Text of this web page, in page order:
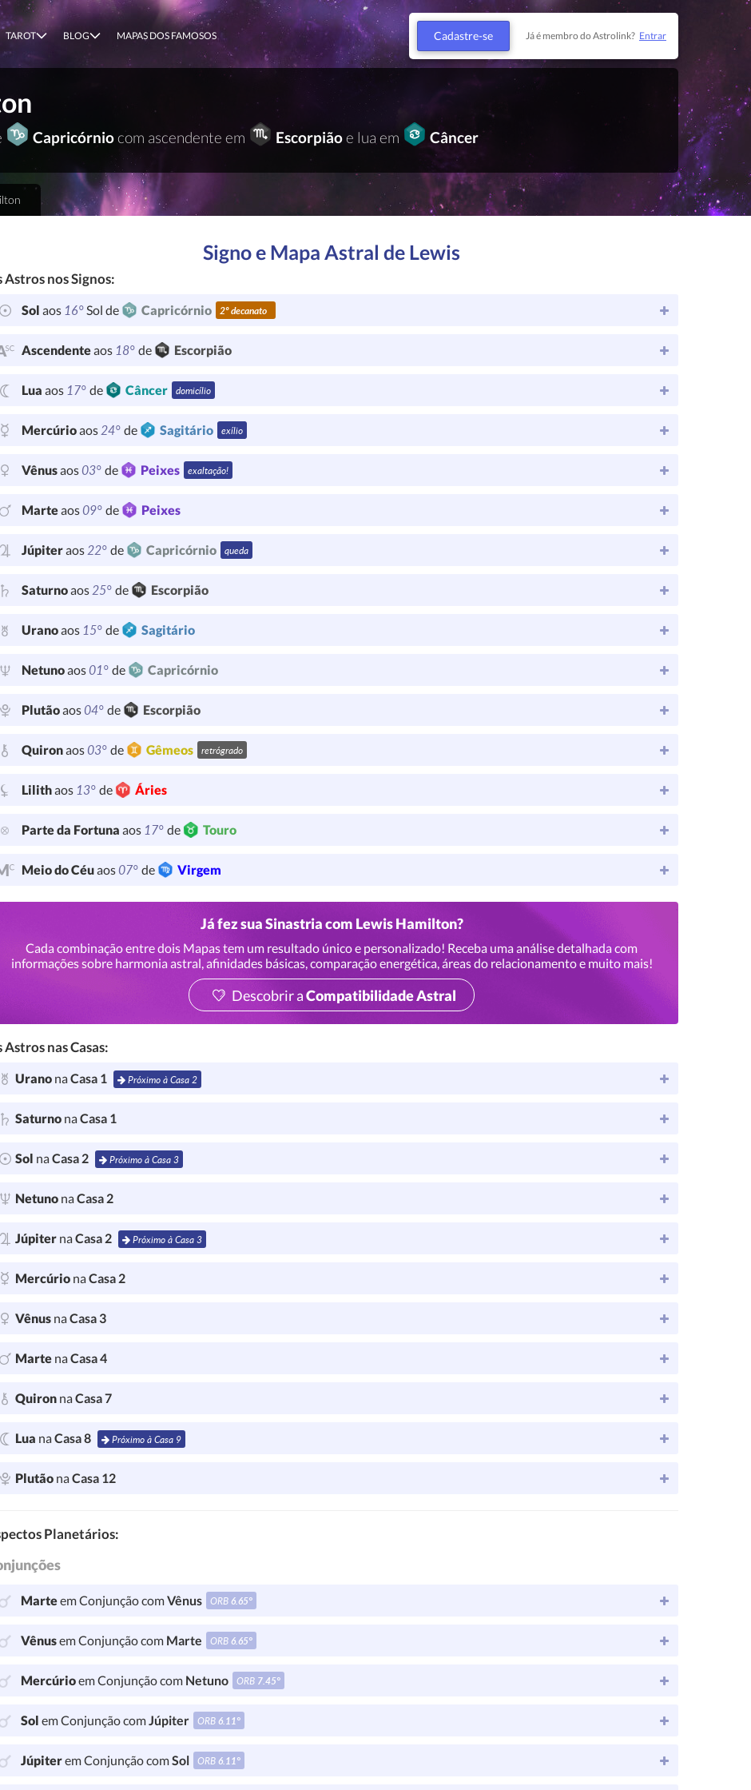
TAROT BLOG MAPAS DOS FAMOSOS Cadastre-se Já é membro do Astrolink? Entrar
Capricórniocom ascendente em Escorpiãoe lua em Câncer
Signo e Mapa Astral de Lewis
Astros nos Signos:
Sol aos 16°Sol de Capricórnio 2º decanato
Ascendenteaos 18° de Escorpião
Lua aos 17° de Câncer domicílio
Mercúrioaos24° de Sagitário exílio
Vênusaos03° de Peixes exaltação!
Marteaos09° de Peixes
Júpiteraos22° de Capricórnio queda
Saturnoaos25° de Escorpião
Uranoaos 15° de Sagitário
Netunoaos01° de Capricórnio
Plutãoaos04° de Escorpião
Quironaos03° de Gêmeos retrógrado
Lilithaos 13° de Áries
Parte da Fortuna aos 17° de Touro
Meio do Céuaos07° de Virgem
Já fez sua Sinastria com Lewis Hamilton?
Cada combinação entre dois Mapas tem um resultado único e personalizado! Receba uma análise detalhada com
informações sobre harmonia astral, afinidades básicas, comparação energética, áreas do relacionamento e muito mais!
Descobrir aCompatibilidade Astral
Astros nas Casas:
Urano naCasa 1 Próximo à Casa 2
Saturno naCasa 1
Sol naCasa 2 Próximo à Casa 3
Netuno naCasa 2
Júpiter naCasa 2 Próximo à Casa 3
Mercúrio naCasa 2
Vênus naCasa 3
Marte naCasa 4
Quiron naCasa 7
Lua naCasa 8 Próximo à Casa 9
Plutão naCasa 12
Planetários:
Marteem Conjunção comVênus ORB6.65°
Vênusem Conjunção com Marte ORB6.65°
Mercúrioem Conjunção com Netuno ORB 7.45°
Sol em Conjunção comJúpiter ORB6.11°
Júpiterem Conjunção comSol ORB6.11°